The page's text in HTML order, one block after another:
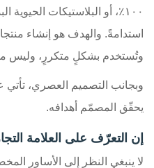
١٠٠٪، أو البلاستيكات الحيوية
استدامةً. والهدف هو إنشاء
وتُستخدم بشكلٍ متكررٍ، وليس
وبجانب التصميم العصري، تأتي
يحقّق المصمّم أهدافه.
إن التعرّف على العلامة
لا ينبغي النظر إلى الأساور